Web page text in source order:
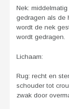
Nek:
gedragen als de
wordt de nek
wordt gedragen.
Lichaam:
Rug: recht en
schouder tot
zwak door